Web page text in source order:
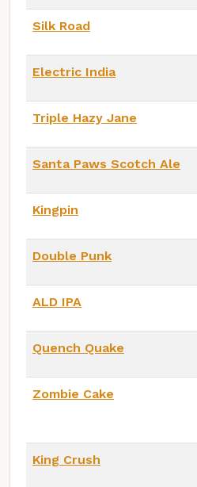
Silk Road
Electric India
Triple Hazy Jane
Santa Paws Scotch Ale
Kingpin
Double Punk
ALD IPA
Quench Quake
Zombie Cake
King Crush